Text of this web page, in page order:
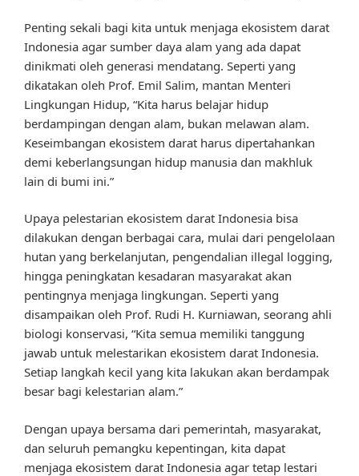
Penting sekali bagi kita untuk menjaga ekosistem darat
Indonesia agar sumber daya alam yang ada dapat
dinikmati oleh generasi mendatang. Seperti yang
dikatakan oleh Prof. Emil Salim, mantan Menteri
Lingkungan Hidup, “Kita harus belajar hidup
berdampingan dengan alam, bukan melawan alam.
Keseimbangan ekosistem darat harus dipertahankan
demi keberlangsungan hidup manusia dan makhluk
lain di bumi ini.”
Upaya pelestarian ekosistem darat Indonesia bisa
dilakukan dengan berbagai cara, mulai dari pengelolaan
hutan yang berkelanjutan, pengendalian illegal logging,
hingga peningkatan kesadaran masyarakat akan
pentingnya menjaga lingkungan. Seperti yang
disampaikan oleh Prof. Rudi H. Kurniawan, seorang ahli
biologi konservasi, “Kita semua memiliki tanggung
jawab untuk melestarikan ekosistem darat Indonesia.
Setiap langkah kecil yang kita lakukan akan berdampak
besar bagi kelestarian alam.”
Dengan upaya bersama dari pemerintah, masyarakat,
dan seluruh pemangku kepentingan, kita dapat
menjaga ekosistem darat Indonesia agar tetap lestari